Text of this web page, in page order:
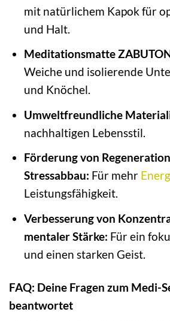
mit natürlichem Kapok für
und Halt.
Meditationsmatte
Weiche und isolierende
und Knöchel.
Umweltfreundliche
nachhaltigen Lebensstil.
Förderung von
Stressabbau: Für mehr
Leistungsfähigkeit.
Verbesserung von
mentaler Stärke: Für ein
und einen starken Geist.
FAQ: Deine Fragen zum Medi-
beantwortet